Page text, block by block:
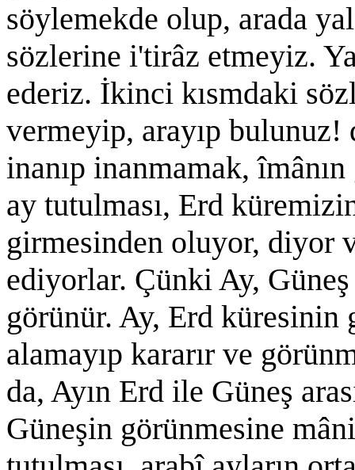
söylemekde olup, arada
sözlerine i'tirâz etmeyiz.
ederiz. İkinci kısmdaki
vermeyip, arayıp
inanıp inanmamak,
ay tutulması, Erd
girmesinden oluyor, diyor
ediyorlar. Çünki Ay,
görünür. Ay, Erd küresinin
alamayıp kararır ve
da, Ayın Erd ile Güneş
Güneşin görünmesine